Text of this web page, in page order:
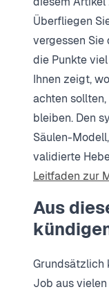
Überfliegen
vergessen Sie
die Punkte
Ihnen zeigt,
achten
bleiben. Den
Säulen-
validierte
Leitfaden zur
Aus
Grundsätzlich
Job aus